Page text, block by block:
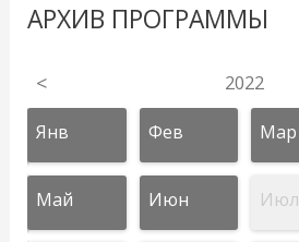
АРХИВ ПРОГРАММЫ
< 2022
Янв Фев Мар
Май Июн Июл